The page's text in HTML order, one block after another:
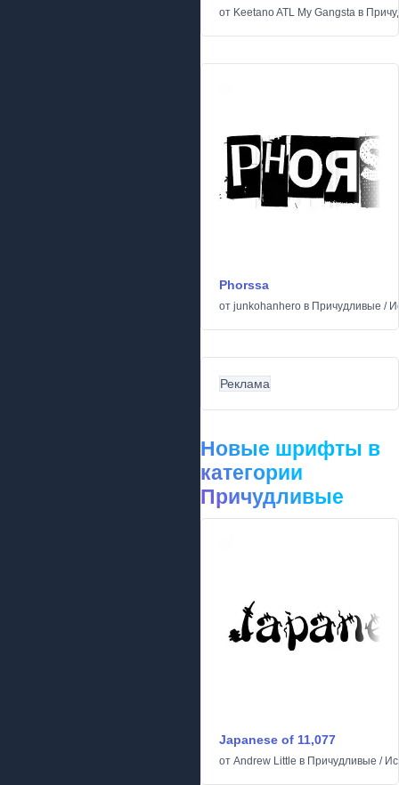
от Keetano ATL My Gangsta в
Phorssa
от junkohanhero в Причудливые /
Реклама
Новые шрифты в
категории
Причудливые
Japanese of 11,077
от Andrew Little в Причудливые /